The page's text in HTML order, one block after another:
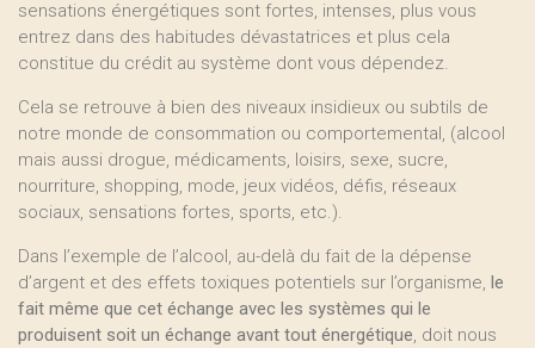
sensations énergétiques sont fortes, intenses, plus vous
entrez dans des habitudes dévastatrices et plus cela
constitue du crédit au système dont vous dépendez.
Cela se retrouve à bien des niveaux insidieux ou subtils de
notre monde de consommation ou comportemental, (alcool
mais aussi drogue, médicaments, loisirs, sexe, sucre,
nourriture, shopping, mode, jeux vidéos, défis, réseaux
sociaux, sensations fortes, sports, etc.).
Dans l’exemple de l’alcool, au-delà du fait de la dépense
d’argent et des effets toxiques potentiels sur l’organisme, le
fait même que cet échange avec les systèmes qui le
produisent soit un échange avant tout énergétique, doit nous